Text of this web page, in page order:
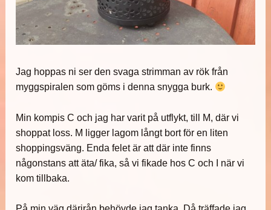
Jag hoppas ni ser den svaga strimman av rök från
myggspiralen som göms i denna snygga burk.
Min kompis C och jag har varit på utflykt, till M, där vi
shoppat loss. M ligger lagom långt bort för en liten
shoppingsväng. Enda felet är att där inte finns
någonstans att äta/ fika, så vi fikade hos C och I när vi
kom tillbaka.